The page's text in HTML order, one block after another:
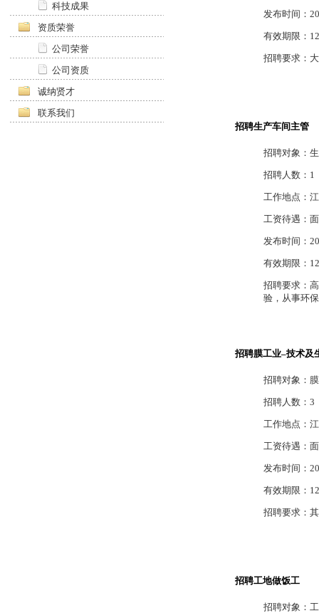
科技成果
资质荣誉
公司荣誉
公司资质
诚纳贤才
联系我们
发布时间：
有效期限：
招聘要求：
招聘生产车间主管
招聘对象：
招聘人数：1
工作地点：
工资待遇：
发布时间：
有效期限：
招聘要求：
验，从事环
招聘膜工业–技术及
招聘对象：
招聘人数：3
工作地点：
工资待遇：
发布时间：
有效期限：
招聘要求：
招聘工地做饭工
招聘对象：